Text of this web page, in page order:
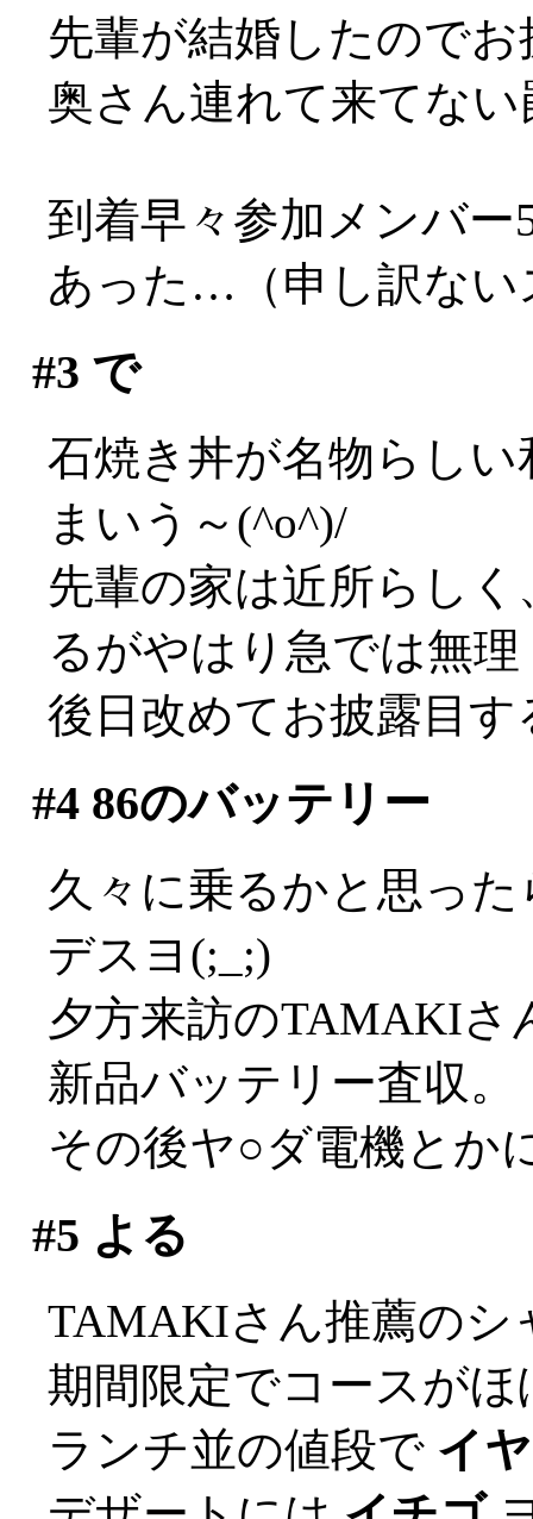
先輩が結婚したので
奥さん連れて来てない
到着早々参加メンバ
あった…（申し訳ない
#3 で
石焼き丼が名物らし
まいう～(^o^)/
先輩の家は近所らし
るがやはり急では無
後日改めてお披露目
#486のバッテリー
久々に乗るかと思っ
デスヨ(;_;)
夕方来訪のTAMAKIさ
新品バッテリー査収。
その後ヤ○ダ電機とか
#5 よる
TAMAKIさん推薦のシ
期間限定でコースが
ランチ並の値段で イヤ